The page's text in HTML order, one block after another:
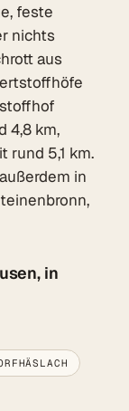
feste
nichts
aus
4,8 km,
rund 5,1 km.
in
in